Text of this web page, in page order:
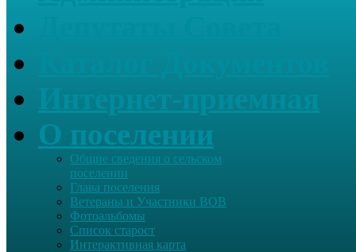
О поселении
Общие сведения о сельском
поселении
Глава поселения
Ветераны и Участники ВОВ
Фотоальбомы
Список старост
Интерактивная карта